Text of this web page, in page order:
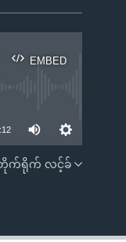
EMBED
EMBED
က်ရိုက် လင့်ခ်